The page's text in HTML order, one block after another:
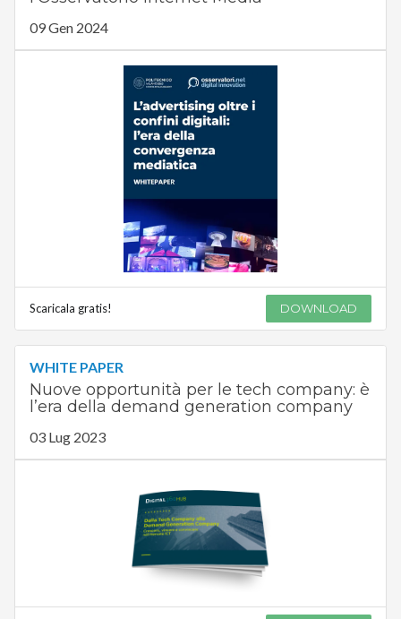
09 Gen 2024
Scaricala gratis! DOWNLOAD
WHITE PAPER
Nuove opportunità per le tech company: è
l’era della demand generation company
03 Lug 2023